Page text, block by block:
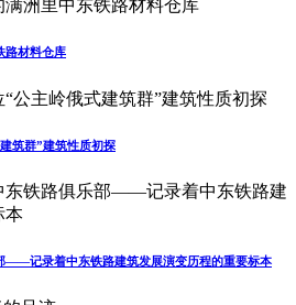
路材料仓库
筑群”建筑性质初探
——记录着中东铁路建筑发展演变历程的重要标本